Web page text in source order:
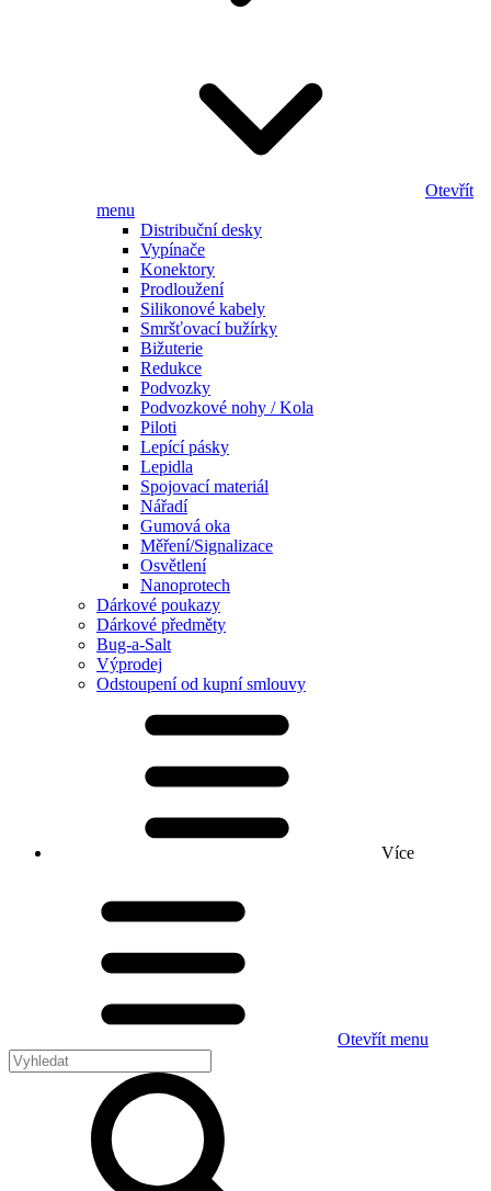
Otevřít
menu
Distribuční desky
Vypínače
Konektory
Prodloužení
Silikonové kabely
Smršťovací bužírky
Bižuterie
Redukce
Podvozky
Podvozkové nohy / Kola
Piloti
Lepící pásky
Lepidla
Spojovací materiál
Nářadí
Gumová oka
Měření/Signalizace
Osvětlení
Nanoprotech
Dárkové poukazy
Dárkové předměty
Bug-a-Salt
Výprodej
Odstoupení od kupní smlouvy
Více
Otevřít menu